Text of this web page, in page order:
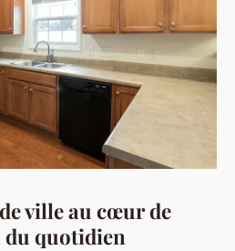
ville au cœur de
du quotidien